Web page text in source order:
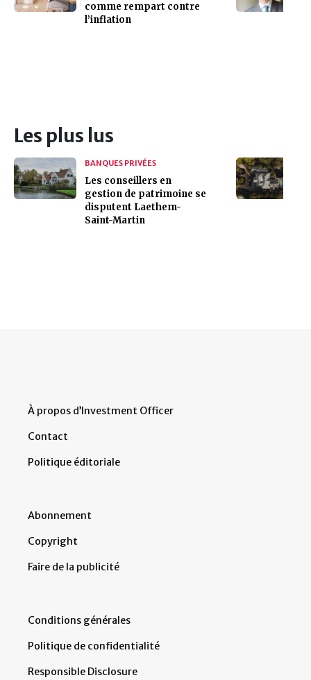
comme rempart contre
l’inflation
Les plus lus
BANQUES PRIVÉES
Les conseillers en
gestion de patrimoine se
disputent Laethem-
Saint-Martin
À propos d’Investment Officer
Contact
Politique éditoriale
Abonnement
Copyright
Faire de la publicité
Conditions générales
Politique de confidentialité
Responsible Disclosure